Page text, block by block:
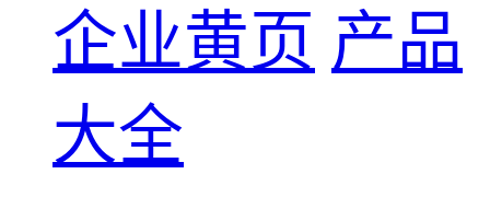
企业黄页 产品
大全